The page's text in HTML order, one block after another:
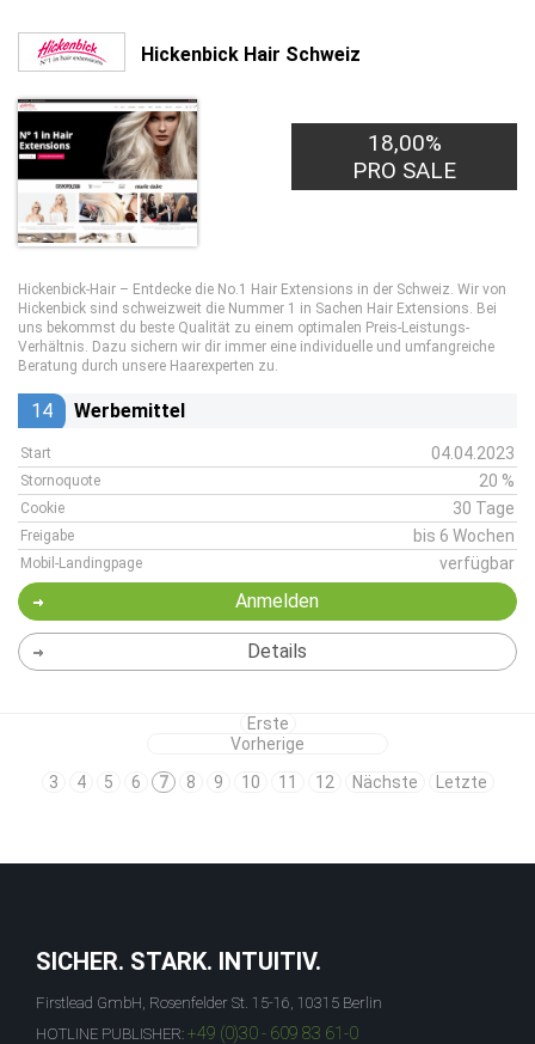
Hickenbick Hair Schweiz
18,00%
PRO SALE
Hickenbick-Hair – Entdecke die No.1 Hair Extensions in der Schweiz. Wir von
Hickenbick sind schweizweit die Nummer 1 in Sachen Hair Extensions. Bei
uns bekommst du beste Qualität zu einem optimalen Preis-Leistungs-
Verhältnis. Dazu sichern wir dir immer eine individuelle und umfangreiche
Beratung durch unsere Haarexperten zu.
14 Werbemittel
Start 04.04.2023
Stornoquote 20 %
Cookie 30 Tage
Freigabe bis 6 Wochen
Mobil-Landingpage verfügbar
Anmelden
Details
Erste
Vorherige
3
4 5 6 7 8 9 10 11 12 Nächste Letzte
SICHER. STARK. INTUITIV.
Firstlead GmbH, Rosenfelder St. 15-16, 10315 Berlin
HOTLINE PUBLISHER: +49 (0)30 - 609 83 61-0